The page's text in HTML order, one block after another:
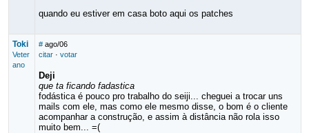
quando eu estiver em casa boto aqui os patches
Toki
Veter
ano
# ago/06
citar· votar
Deji
que ta ficando fadastica
fodástica é pouco pro trabalho do seiji... cheguei a trocar uns
mails com ele, mas como ele mesmo disse, o bom é o cliente
acompanhar a construção, e assim à distância não rola isso
muito bem... =(